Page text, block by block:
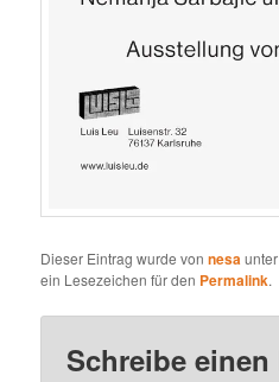
Dieser Eintrag wurde vonnesa
ein Lesezeichen für den Permalink.
Schreibe